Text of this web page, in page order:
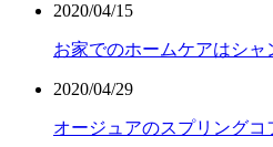
2020/04/15
お家でのホームケアはシャ
2020/04/29
オージュアのスプリングコ